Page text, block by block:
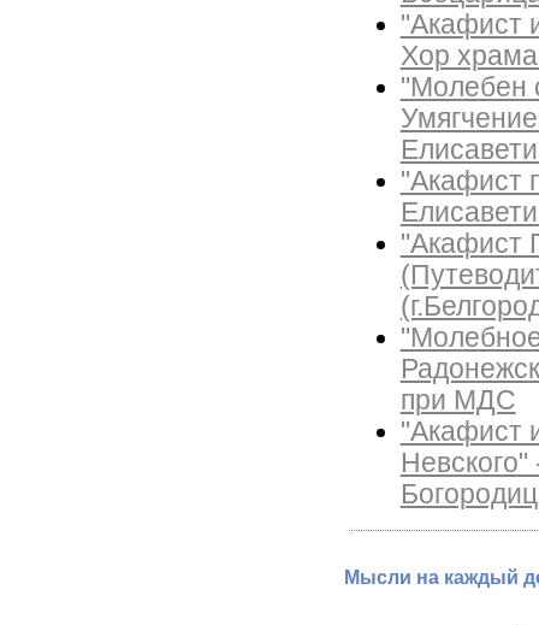
"Акафист
Хор
"Молебен
"Акафист
"Акафист
при МДС
"Акафист
Мысли на каждый